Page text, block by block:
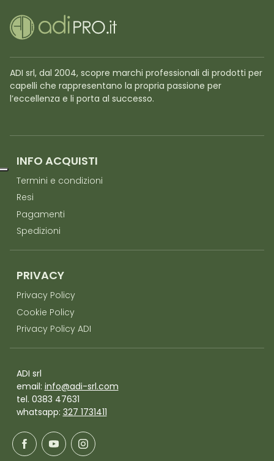
ADI srl, dal 2004, scopre marchi professionali di prodotti per
capelli che rappresentano la propria passione per
l’eccellenza e li porta al successo.
INFO ACQUISTI
Termini e condizioni
Resi
Pagamenti
Spedizioni
PRIVACY
Privacy Policy
Cookie Policy
Privacy Policy ADI
ADI srl
email: info@adi-srl.com
tel. 0383 47631
whatsapp: 327 1731411